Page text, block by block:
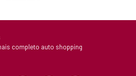
completo auto shopping